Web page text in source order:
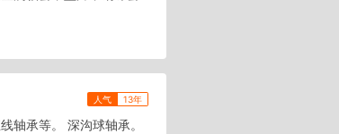
人气 13年
轴承等。 深沟球轴承。